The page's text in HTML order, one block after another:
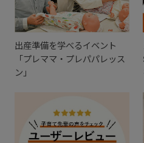
出産準備を学べるイベント
「プレママ・プレパパレッス
ン」